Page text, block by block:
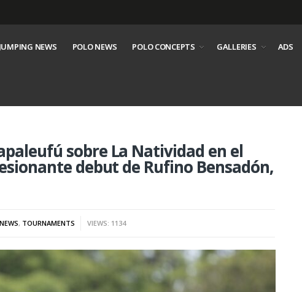
JUMPING NEWS POLO NEWS POLO CONCEPTS GALLERIES ADS
sobre La Natividad en el
debut de Rufino Bensadón,
NEWS, TOURNAMENTS VIEWS: 1134